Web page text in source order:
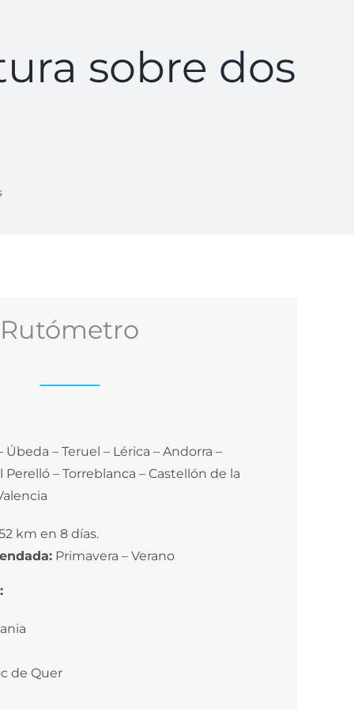
sobre dos
Rutómetro
– Teruel – Lérica – Andorra –
Perelló – Torreblanca – Castellón de la
km en 8 días.
Primavera – Verano
de Quer